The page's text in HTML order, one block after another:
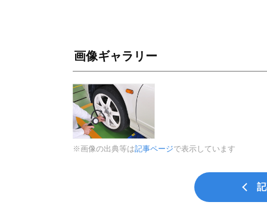
画像ギャラリー
※画像の出典等は記事ページで表示しています